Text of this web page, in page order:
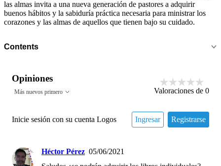
las almas invita a una nueva generación de pastores a adquirir
buenos hábitos y la sabiduría práctica necesaria para ministrar los
corazones y las almas de aquellos que tienen bajo su cuidado.
Contents
Opiniones
Más nuevos primero Valoraciones de 0
Inicie sesión con su cuenta Logos Ingresar Registrarse
Héctor Pérez 05/06/2021